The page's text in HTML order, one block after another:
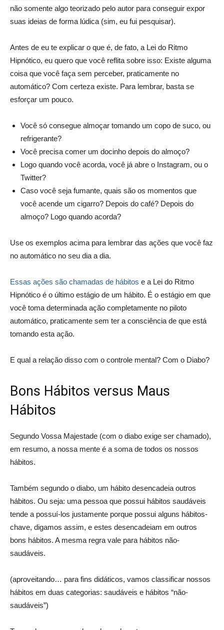
não somente algo teorizado pelo autor para conseguir expor
suas ideias de forma lúdica (sim, eu fui pesquisar).
Antes de eu te explicar o que é, de fato, a Lei do Ritmo
Hipnótico, eu quero que você reflita sobre isso: Existe alguma
coisa que você faça sem perceber, praticamente no
automático? Com certeza existe. Para lembrar, basta se
esforçar um pouco.
Você só consegue almoçar tomando um copo de suco, ou
refrigerante?
Você precisa comer um docinho depois do almoço?
Logo quando você acorda, você já abre o Instagram, ou o
Twitter?
Caso você seja fumante, quais são os momentos que
você acende um cigarro? Depois do café? Depois do
almoço? Logo quando acorda?
Use os exemplos acima para lembrar das ações que você faz
no automático no seu dia a dia.
Essas ações são chamadas de hábitos e a Lei do Ritmo
Hipnótico é o último estágio de um hábito. É o estágio em que
você toma determinada ação completamente no piloto
automático, praticamente sem ter a consciência de que está
tomando esta ação.
E qual a relação disso com o controle mental? Com o Diabo?
Bons Hábitos versus Maus
Hábitos
Segundo Vossa Majestade (com o diabo exige ser chamado),
em resumo, a nossa mente é a soma de todos os nossos
hábitos.
Também segundo o diabo, um hábito desencadeia outros
hábitos. Ou seja: uma pessoa que possui hábitos saudáveis
tende a possuí-los justamente porque possui alguns hábitos-
chave, digamos assim, e estes desencadeiam em outros
bons hábitos. A mesma regra vale para hábitos não-
saudáveis.
(aproveitando… para fins didáticos, vamos classificar nossos
hábitos em duas categorias: saudáveis e hábitos “não-
saudáveis”)